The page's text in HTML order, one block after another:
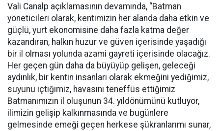
Vali Canalp açıklamasının devamında, “Batman
yöneticileri olarak, kentimizin her alanda daha etkin ve
güçlü, yurt ekonomisine daha fazla katma değer
kazandıran, halkın huzur ve güven içerisinde yaşadığı
bir il olması yolunda azami gayreti içerisinde olacağız.
Her geçen gün daha da büyüyüp gelişen, geleceği
aydınlık, bir kentin insanları olarak ekmeğini yediğimiz,
suyunu içtiğimiz, havasını teneffüs ettiğimiz
Batmanımızın il oluşunun 34. yıldönümünü kutluyor,
ilimizin gelişip kalkınmasında ve bugünlere
gelmesinde emeği geçen herkese şükranlarımı sunar,